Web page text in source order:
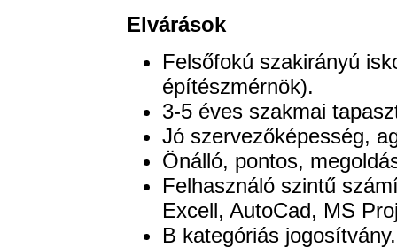
Elvárások
Felsőfokú szakirányú
építészmérnök).
3-5 éves szakmai
Jó szervezőképesség,
Önálló, pontos,
Felhasználó szintű
Excell, AutoCad, MS
B kategóriás jogosítvány.